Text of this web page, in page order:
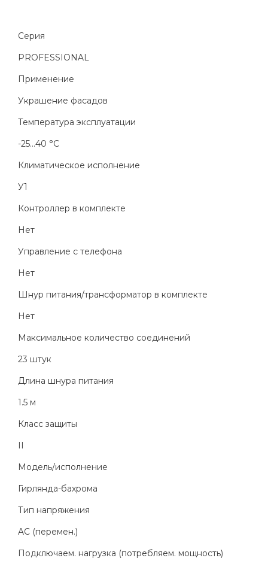
Серия
PROFESSIONAL
Применение
Украшение фасадов
Температура эксплуатации
-25...40 °C
Климатическое исполнение
У1
Контроллер в комплекте
Нет
Управление с телефона
Нет
Шнур питания/трансформатор в комплекте
Нет
Максимальное количество соединений
23 штук
Длина шнура питания
1.5 м
Класс защиты
II
Модель/исполнение
Гирлянда-бахрома
Тип напряжения
AC (перемен.)
Подключаем. нагрузка (потребляем. мощность)